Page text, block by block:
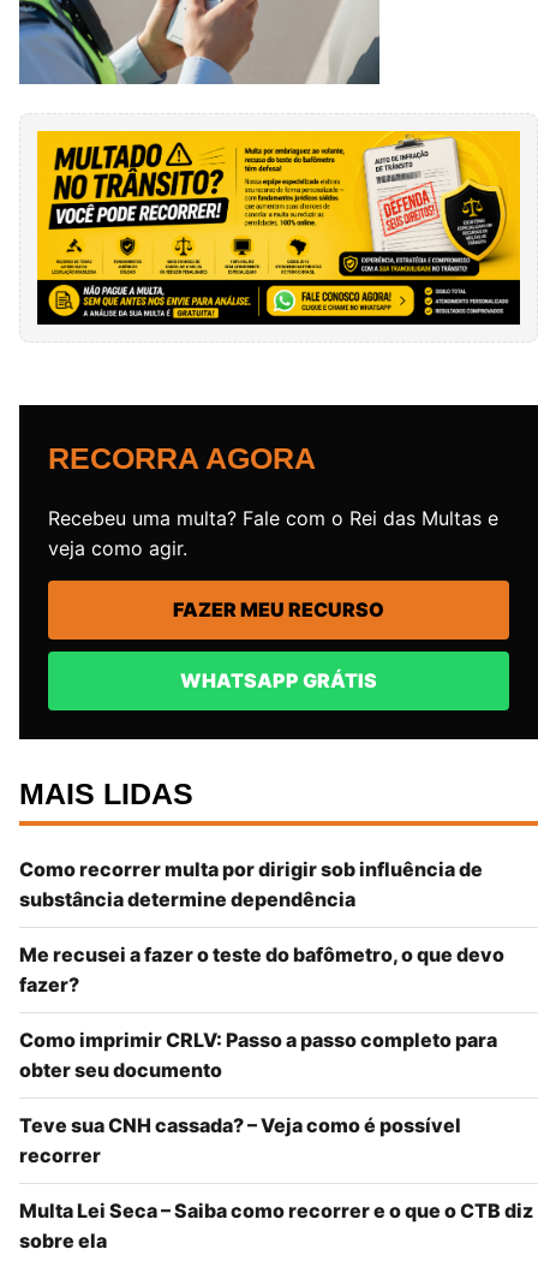
RECORRA AGORA
Recebeu uma multa? Fale com o Rei das Multas e
veja como agir.
FAZER MEU RECURSO
WHATSAPP GRÁTIS
MAIS LIDAS
Como recorrer multa por dirigir sob influência de
substância determine dependência
Me recusei a fazer o teste do bafômetro, o que devo
fazer?
Como imprimir CRLV: Passo a passo completo para
obter seu documento
Teve sua CNH cassada? – Veja como é possível
recorrer
Multa Lei Seca – Saiba como recorrer e o que o CTB diz
sobre ela